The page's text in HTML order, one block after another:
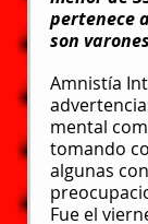
pertenece
son
Amnistía
mental
tomando
algunas
Fue el